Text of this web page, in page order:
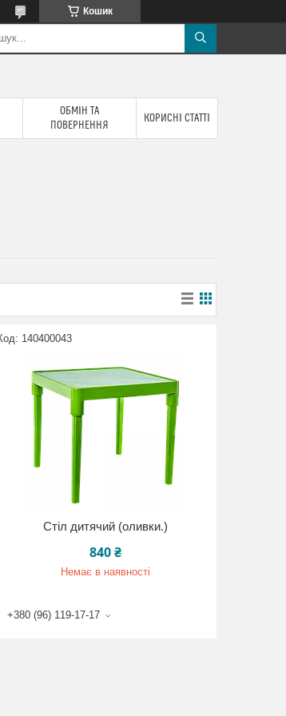
Кошик
ОБМІН ТА
ПОВЕРНЕННЯ
КОРИСНІ СТАТТІ
140400043
Стіл дитячий (оливки.)
840 ₴
Немає в наявності
+380 (96) 119-17-17